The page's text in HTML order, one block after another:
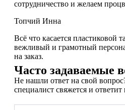
сотрудничество и желаем
Топчий Инна
Всё что касается пластиковой
вежливый и грамотный
на заказ.
Часто задаваемые
Не нашли ответ на свой
специалист свяжется и